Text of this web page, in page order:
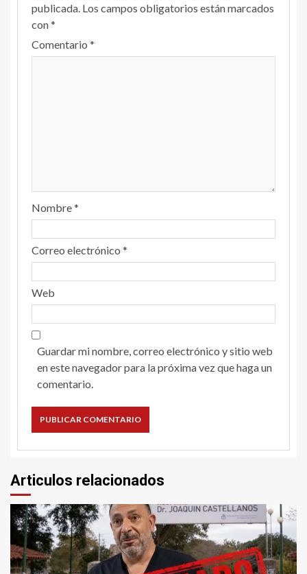
publicada. Los campos obligatorios están marcados
con*
Comentario *
Nombre*
Correo electrónico *
Web
Guardar mi nombre, correo electrónico y sitio web
en este navegador para la próxima vez que haga un
comentario.
Articulos relacionados